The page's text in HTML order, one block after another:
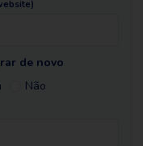
de novo
Não